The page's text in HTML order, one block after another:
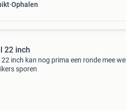
Ophalen
22 inch
22 inch kan nog prima een ronde mee wel
sporen